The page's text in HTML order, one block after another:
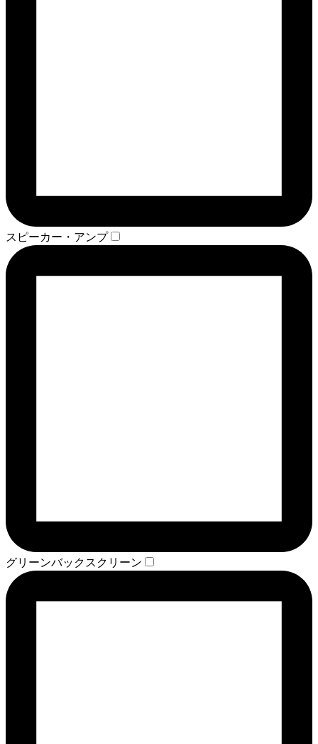
スピーカー・アンプ
グリーンバックスクリーン